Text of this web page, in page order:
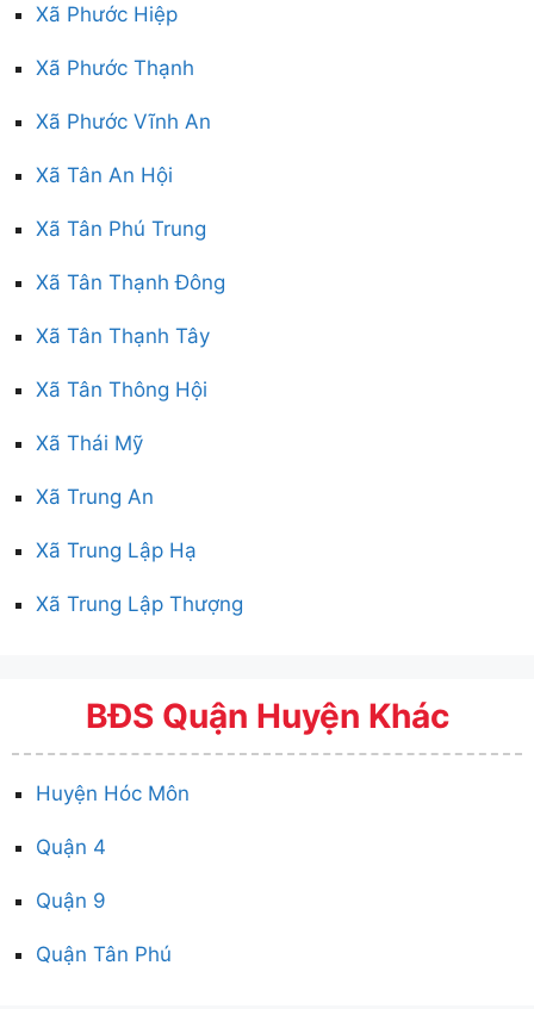
Xã Phước Hiệp
Xã Phước Thạnh
Xã Phước Vĩnh An
Xã Tân An Hội
Xã Tân Phú Trung
Xã Tân Thạnh Đông
Xã Tân Thạnh Tây
Xã Tân Thông Hội
Xã Thái Mỹ
Xã Trung An
Xã Trung Lập Hạ
Xã Trung Lập Thượng
BĐS Quận Huyện Khác
Huyện Hóc Môn
Quận 4
Quận 9
Quận Tân Phú